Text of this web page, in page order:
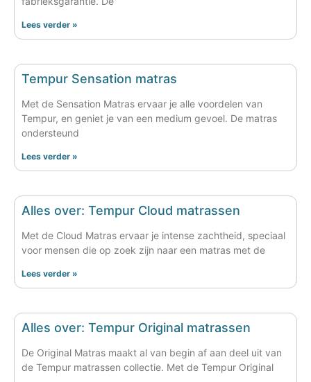
Lees verder »
Tempur Sensation matras
Met de Sensation Matras ervaar je alle voordelen van
Tempur, en geniet je van een medium gevoel. De matras
ondersteund
Lees verder »
Alles over: Tempur Cloud matrassen
Met de Cloud Matras ervaar je intense zachtheid, speciaal
voor mensen die op zoek zijn naar een matras met de
Lees verder »
Alles over: Tempur Original matrassen
De Original Matras maakt al van begin af aan deel uit van
de Tempur matrassen collectie. Met de Tempur Original